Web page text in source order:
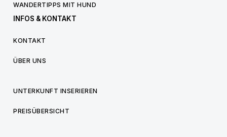
WANDERTIPPS MIT HUND
INFOS & KONTAKT
KONTAKT
ÜBER UNS
UNTERKUNFT INSERIEREN
PREISÜBERSICHT